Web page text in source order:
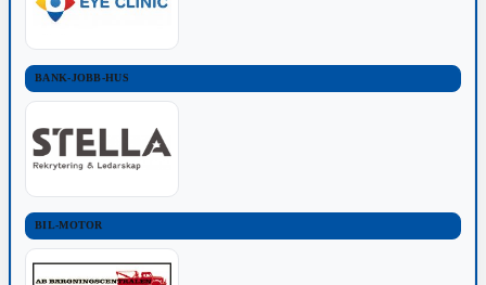
BANK-JOBB-HUS
BIL-MOTOR